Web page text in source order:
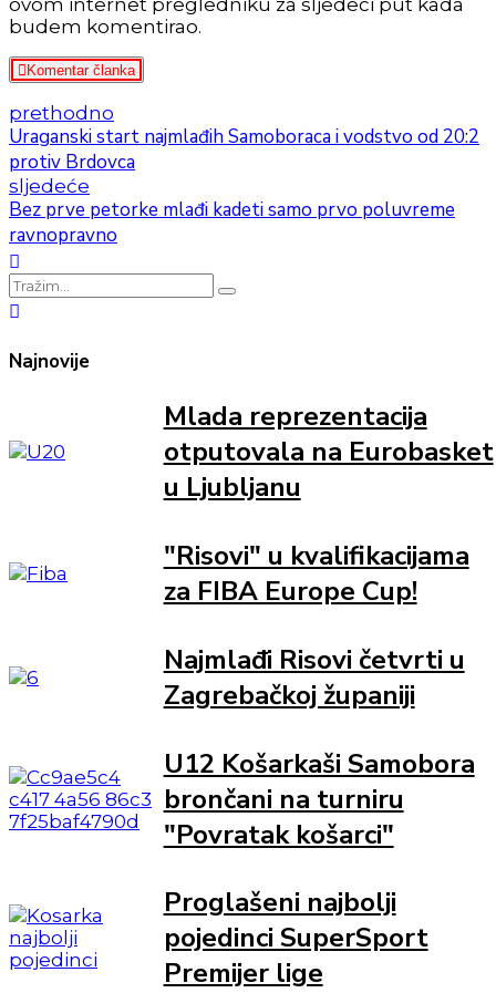
ovom internet pregledniku za sljedeći put kada
budem komentirao.
Komentar članka
prethodno
Uraganski start najmlađih Samoboraca i vodstvo od 20:2
protiv Brdovca
sljedeće
Bez prve petorke mlađi kadeti samo prvo poluvreme
ravnopravno
Najnovije
Mlada reprezentacija
otputovala na Eurobasket
u Ljubljanu
"Risovi" u kvalifikacijama
za FIBA Europe Cup!
Najmlađi Risovi četvrti u
Zagrebačkoj županiji
U12 Košarkaši Samobora
brončani na turniru
"Povratak košarci"
Proglašeni najbolji
pojedinci SuperSport
Premijer lige